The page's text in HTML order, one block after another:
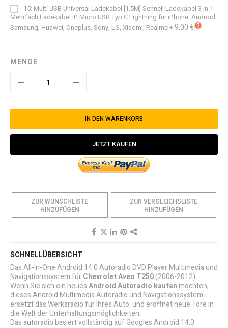
15: Multi USB Universal Ladekabel [1.5M] Schnell Ladekabel 3 in 1
Mehrfach Ladekabel iP Micro USB Typ C Lightning für iPhone, Android
Samsung, Huawei, Oneplus, Sony, LG, Xiaomi, Realme+ 9,00 €
MENGE
IN DEN WARENKORB
JETZT KAUFEN
ZUR WUNSCHLISTE
HINZUFÜGEN
ZUR VERGLEICHSLISTE
HINZUFÜGEN
SCHNELLÜBERSICHT
Das All-In-One Android 14.0 Autoradio DVD Player Multimedia und
Navigationssystem fürChevrolet Aveo T250(2006-2012):
Wenn Sie sich ein neuesAndroid Autoradio kaufenmöchten,
dieses Android Multimedia Autoradio und Navigationssystem
ersetzt das Werksradio für Ihres Auto, und eröffnet neue Tore in
die Welt der Unterhaltungsmöglichkeiten.
Das autoradio basiert vollständig auf Googles Android 14.0